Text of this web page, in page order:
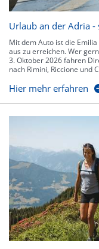
Urlaub an der Adria -
Mit dem Auto ist die
aus zu erreichen. Wer
3. Oktober 2026 fahren
nach Rimini, Riccione und
Hier mehr erfahren